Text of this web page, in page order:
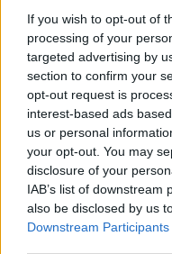
If you wish to opt-out of
processing of your
targeted advertising by
section to confirm your
opt-out request is
interest-based ads
us or personal
your opt-out. You may
disclosure of your
IAB’s list of
also be disclosed by us
Downstream Participants
Vid sidan av detta har
man bland annat haft
till ett syrligt öl som
Men nu lägger Projekt-
och Experimental.
– Vi har alltid gillat att
kanske tappade vi lite
för den Projekt-serien
jobb, säger
Med Selection och
redan kunniga
ganska mycket om
om andra typer av lite
sedan tanken att ta ut
egentligen kan vara.